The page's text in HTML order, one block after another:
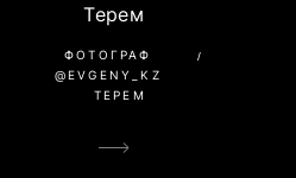
Терем
ФОТОГРАФ
@EVGENY_KZ
ТЕРЕМ